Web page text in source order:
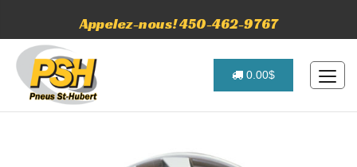
Appelez-nous! 450-462-9767
0.00$